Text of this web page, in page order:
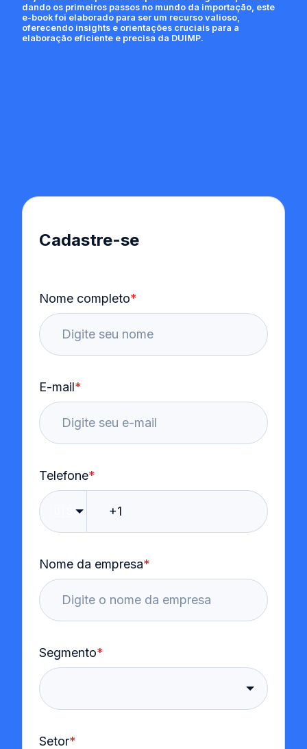
dando os primeiros passos no mundo da importação, este
e-book foi elaborado para ser um recurso valioso,
oferecendo insights e orientações cruciais para a
elaboração eficiente e precisa da DUIMP.
Cadastre-se
Nome completo*
E-mail*
Telefone*
Nome da empresa*
Segmento*
Setor*